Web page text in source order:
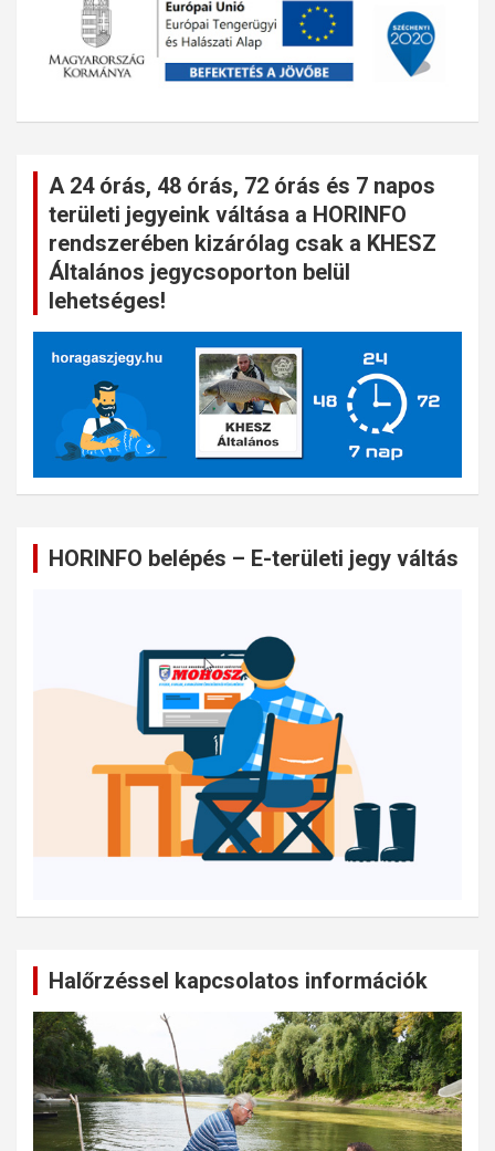
A 24 órás, 48 órás, 72 órás és 7 napos
területi jegyeink váltása a HORINFO
rendszerében kizárólag csak a KHESZ
Általános jegycsoporton belül
lehetséges!
HORINFO belépés – E-területi jegy váltás
Halőrzéssel kapcsolatos információk